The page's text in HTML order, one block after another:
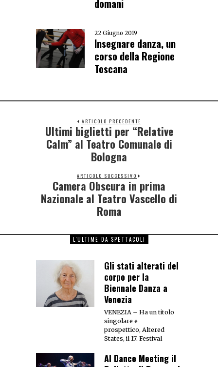
domani
22 Giugno 2019
Insegnare danza, un
corso della Regione
Toscana
ARTICOLO PRECEDENTE
Ultimi biglietti per “Relative
Calm” al Teatro Comunale di
Bologna
ARTICOLO SUCCESSIVO
Camera Obscura in prima
Nazionale al Teatro Vascello di
Roma
L'ULTIME DA SPETTACOLI
Gli stati alterati del
corpo per la
Biennale Danza a
Venezia
VENEZIA – Ha un titolo
singolare e
prospettico, Altered
States, il 17. Festival
Al Dance Meeting il